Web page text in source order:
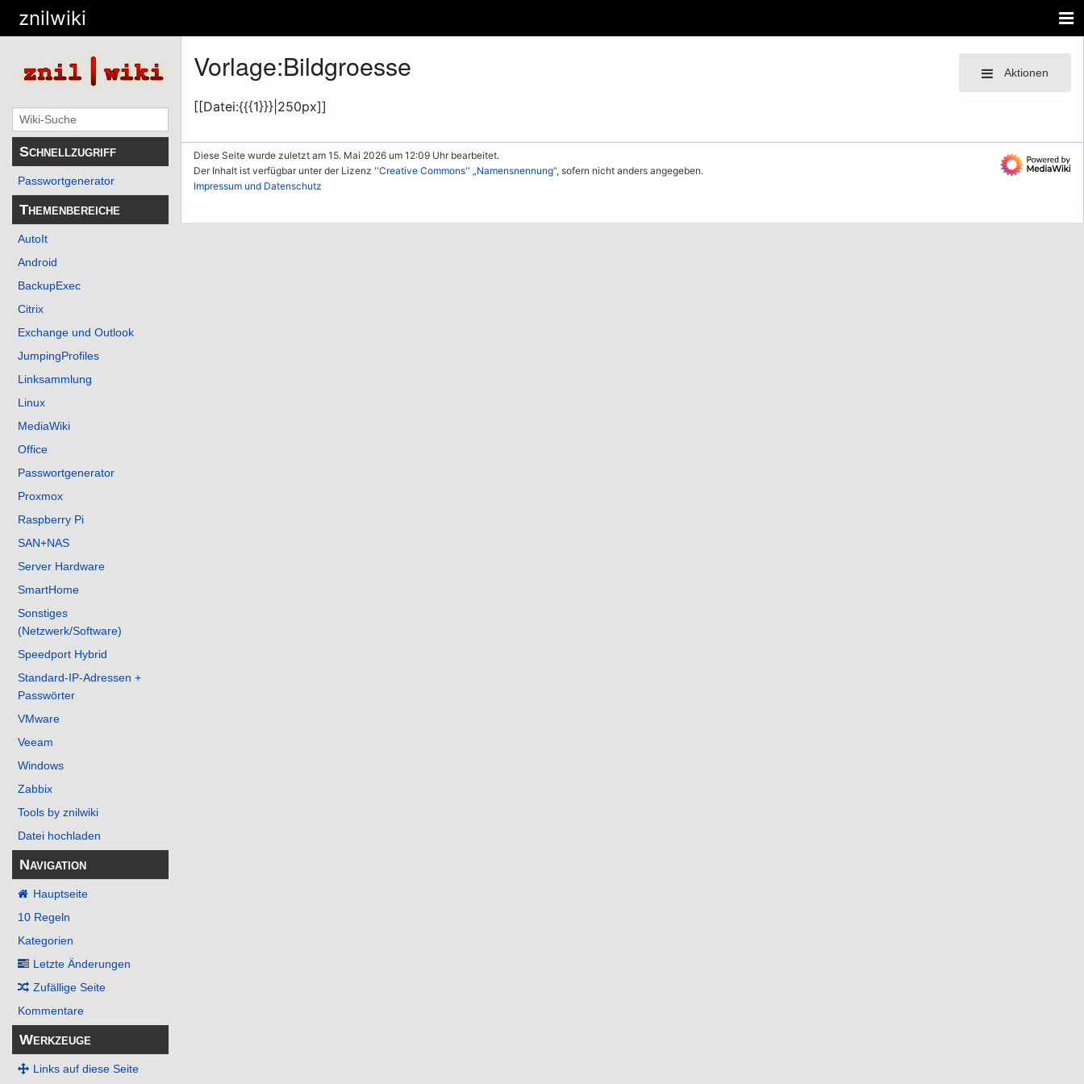
znilwiki
Schnellzugriff
Passwortgenerator
Themenbereiche
AutoIt
Android
BackupExec
Citrix
Exchange und Outlook
JumpingProfiles
Linksammlung
Linux
MediaWiki
Office
Passwortgenerator
Proxmox
Raspberry Pi
SAN+NAS
Server Hardware
SmartHome
Sonstiges
(Netzwerk/Software)
Speedport Hybrid
Standard-IP-Adressen +
Passwörter
VMware
Veeam
Windows
Zabbix
Tools by znilwiki
Datei hochladen
Navigation
Hauptseite
10 Regeln
Kategorien
Letzte Änderungen
Zufällige Seite
Kommentare
Werkzeuge
Links auf diese Seite
Aktionen
Vorlage:Bildgroesse
[[Datei:{{{1}}}|250px]]
Diese Seite wurde zuletzt am 15. Mai 2026 um 12:09 Uhr bearbeitet.
Der Inhalt ist verfügbar unter der Lizenz''Creative Commons'' „Namensnennung“, sofern nicht anders angegeben.
Impressum und Datenschutz